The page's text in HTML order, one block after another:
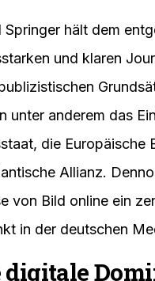
Springer hält dem
und klaren
unter anderem das
die Europäische
Allianz.
von Bild online ein
in der deutschen
digitale